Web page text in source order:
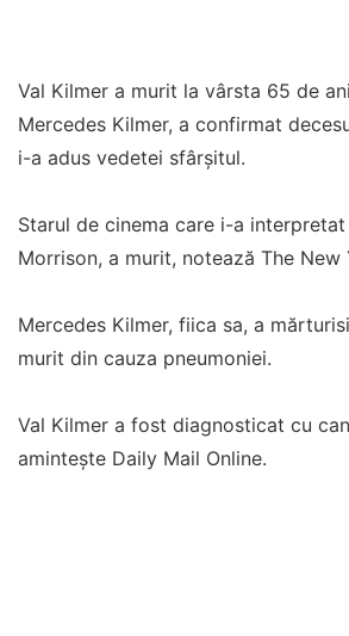
Val Kilmer a murit la vârsta 65 de
Mercedes Kilmer, a confirmat
i-a adus vedetei sfârșitul.
Starul de cinema care i-a
Morrison, a murit, notează The New
Mercedes Kilmer, fiica sa, a
murit din cauza pneumoniei.
Val Kilmer a fost diagnosticat cu
amintește Daily Mail Online.